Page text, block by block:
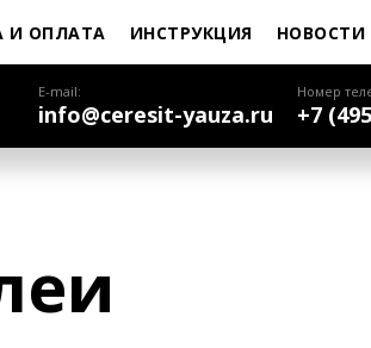
И ОПЛАТА ИНСТРУКЦИЯ НОВОСТИ
E-mail:
info@ceresit-yauza.ru
Номер
+7